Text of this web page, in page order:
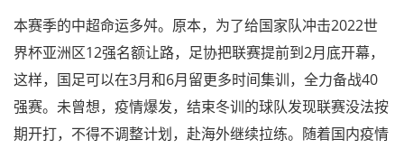
本赛季的中超命运多舛。原本，为了给国家队冲击2022世
界杯亚洲区12强名额让路，足协把联赛提前到2月底开幕，
这样，国足可以在3月和6月留更多时间集训，全力备战40
强赛。未曾想，疫情爆发，结束冬训的球队发现联赛没法按
期开打，不得不调整计划，赴海外继续拉练。随着国内疫情